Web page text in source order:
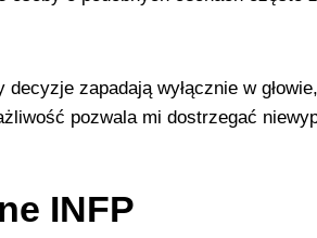
zapadają wyłącznie w
pozwala mi dostrzegać
INFP